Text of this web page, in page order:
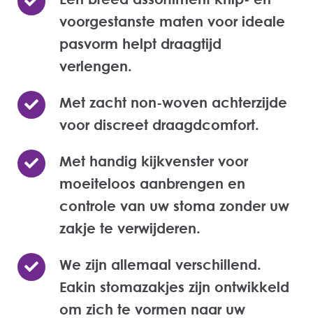
voorgestanste maten voor ideale
pasvorm helpt draagtijd
verlengen.
Met zacht non-woven achterzijde
voor discreet draagdcomfort.
Met handig kijkvenster voor
moeiteloos aanbrengen en
controle van uw stoma zonder uw
zakje te verwijderen.
We zijn allemaal verschillend.
Eakin stomazakjes zijn ontwikkeld
om zich te vormen naar uw